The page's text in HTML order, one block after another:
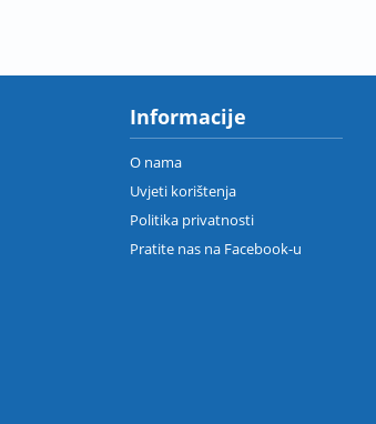
Informacije
O nama
Uvjeti korištenja
Politika privatnosti
Pratite nas na Facebook-u